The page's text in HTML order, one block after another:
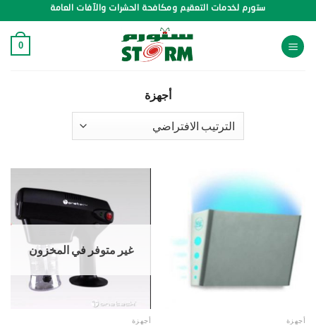
للمحتوى
ستورم لخدمات التعقيم ومكافحة الحشرات والآفات العامة
0
أجهزة
أجهزة
غير متوفر في المخزون
أجهزة